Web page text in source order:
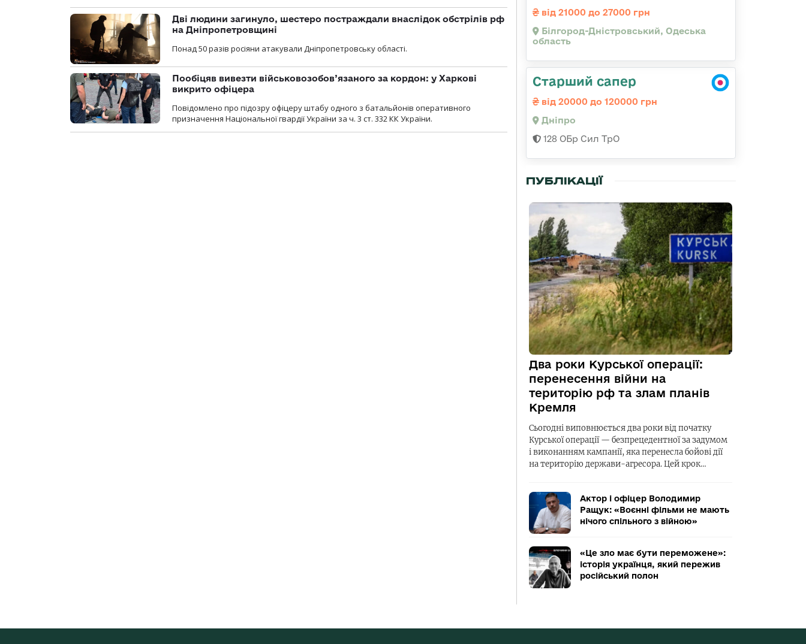
Дві людини загинуло, шестеро постраждали внаслідок обстрілів рф
на Дніпропетровщині
Понад 50 разів росіяни атакували Дніпропетровську області.
Пообіцяв вивезти військовозобов’язаного за кордон: у Харкові
викрито офіцера
Повідомлено про підозру офіцеру штабу одного з батальйонів оперативного
призначення Національної гвардії України за ч. 3 ст. 332 КК України.
від 21000 до 27000 грн
Білгород-Дністровський, Одеська
область
Старший сапер
від 20000 до 120000 грн
Дніпро
128 ОБр Сил ТрО
ПУБЛІКАЦІЇ
Два роки Курської операції:
перенесення війни на
територію рф та злам планів
Кремля
Сьогодні виповнюється два роки від початку
Курської операції — безпрецедентної за задумом
і виконанням кампанії, яка перенесла бойові дії
на територію держави-агресора. Цей крок…
Актор і офіцер Володимир
Ращук: «Воєнні фільми не мають
нічого спільного з війною»
«Це зло має бути переможене»:
історія українця, який пережив
російський полон